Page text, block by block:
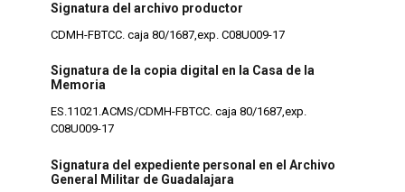
Signatura del archivo productor
CDMH-FBTCC. caja 80/1687,exp. C08U009-17
Signatura de la copia digital en la Casa de la
Memoria
ES.11021.ACMS/CDMH-FBTCC. caja 80/1687,exp.
C08U009-17
Signatura del expediente personal en el Archivo
General Militar de Guadalajara